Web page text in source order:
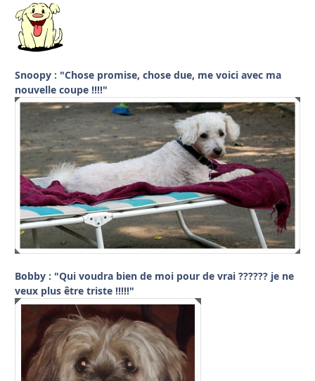
Snoopy : "Chose promise, chose due, me voici avec ma
nouvelle coupe !!!!"
Bobby : "Qui voudra bien de moi pour de vrai ?????? je ne
veux plus être triste !!!!!"